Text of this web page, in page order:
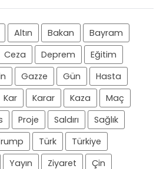
Altın Bakan
Bayram
Ceza Deprem
Eğitim
Gazze Gün
Hasta
Kar Karar Kaza
Maç
Proje Saldırı
Sağlık
Türk
Türkiye
Yayın Ziyaret Çin